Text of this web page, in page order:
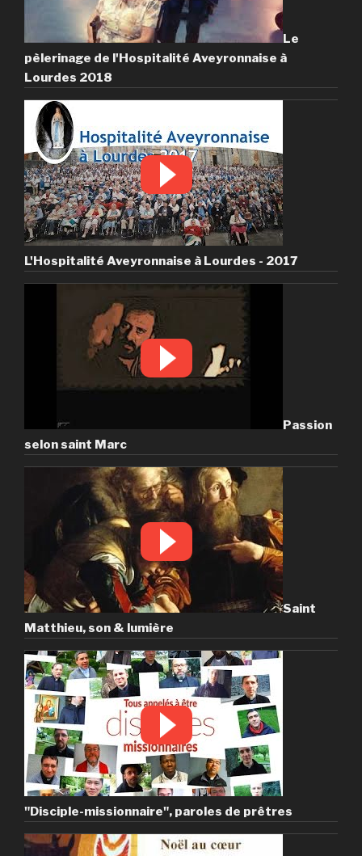
Le
pèlerinage de l'Hospitalité Aveyronnaise à
Lourdes 2018
L'Hospitalité Aveyronnaise à Lourdes - 2017
Passion
selon saint Marc
Saint
Matthieu, son & lumière
"Disciple-missionnaire", paroles de prêtres